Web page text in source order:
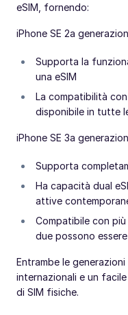
eSIM, fornendo:
iPhone SE 2a
Supporta la
una eSIM
La compatibilità
disponibile in tutte
iPhone SE 3a
Supporta
Ha capacità dual
attive
Compatibile con
due possono
Entrambe le
internazionali e un
di SIM fisiche.